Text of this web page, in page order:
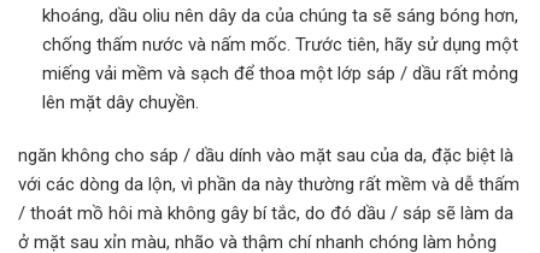
khoáng, dầu oliu nên dây da của chúng ta sẽ sáng bóng hơn,
chống thấm nước và nấm mốc. Trước tiên, hãy sử dụng một
miếng vải mềm và sạch để thoa một lớp sáp / dầu rất mỏng
lên mặt dây chuyền.
ngăn không cho sáp / dầu dính vào mặt sau của da, đặc biệt là
với các dòng da lộn, vì phần da này thường rất mềm và dễ thấm
/ thoát mồ hôi mà không gây bí tắc, do đó dầu / sáp sẽ làm da
ở mặt sau xỉn màu, nhão và thậm chí nhanh chóng làm hỏng